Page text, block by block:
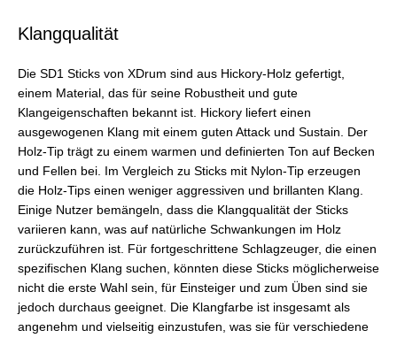
Klangqualität
Die SD1 Sticks von XDrum sind aus Hickory-Holz gefertigt,
einem Material, das für seine Robustheit und gute
Klangeigenschaften bekannt ist. Hickory liefert einen
ausgewogenen Klang mit einem guten Attack und Sustain. Der
Holz-Tip trägt zu einem warmen und definierten Ton auf Becken
und Fellen bei. Im Vergleich zu Sticks mit Nylon-Tip erzeugen
die Holz-Tips einen weniger aggressiven und brillanten Klang.
Einige Nutzer bemängeln, dass die Klangqualität der Sticks
variieren kann, was auf natürliche Schwankungen im Holz
zurückzuführen ist. Für fortgeschrittene Schlagzeuger, die einen
spezifischen Klang suchen, könnten diese Sticks möglicherweise
nicht die erste Wahl sein, für Einsteiger und zum Üben sind sie
jedoch durchaus geeignet. Die Klangfarbe ist insgesamt als
angenehm und vielseitig einzustufen, was sie für verschiedene